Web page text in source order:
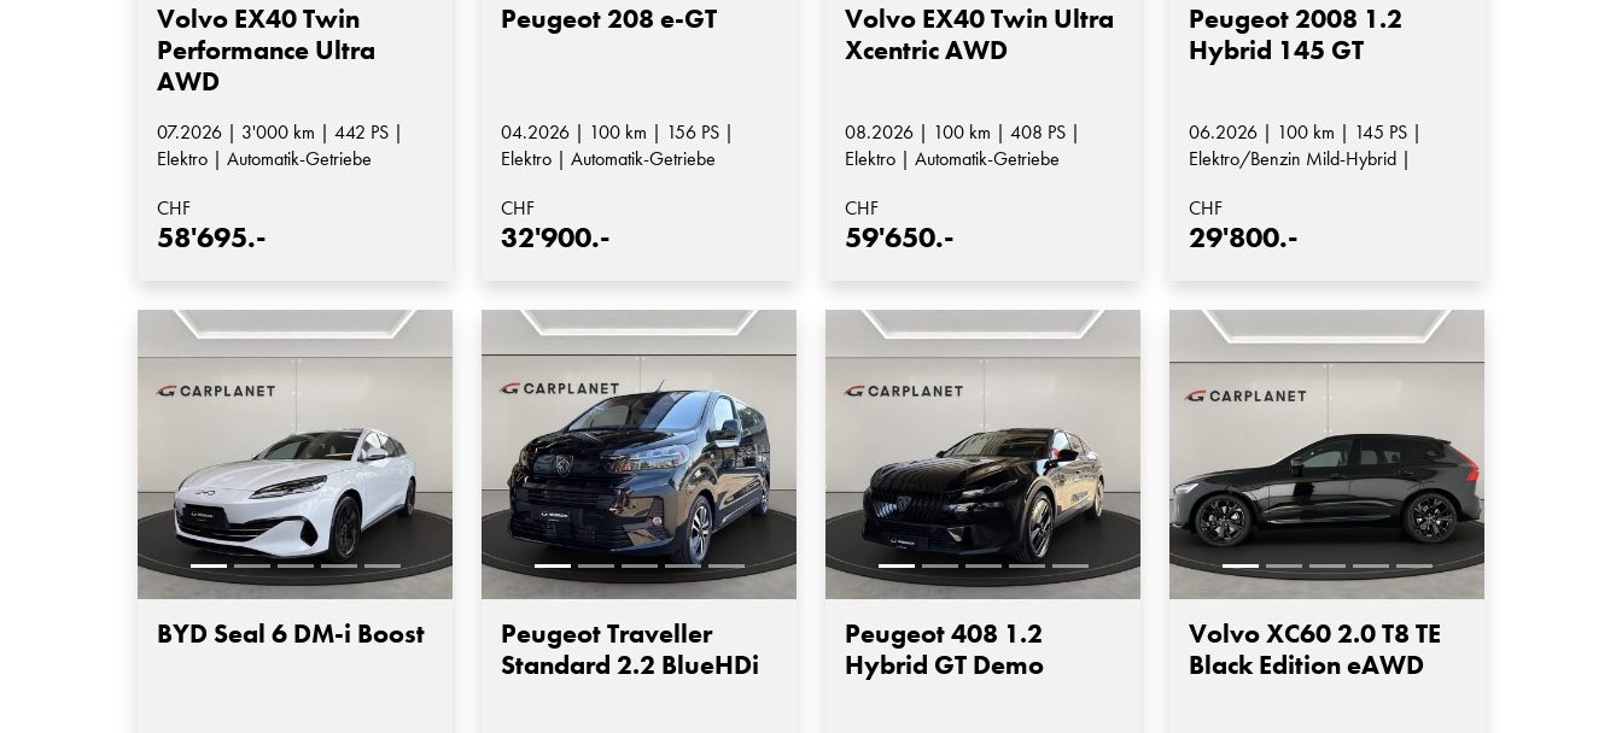
Volvo EX40 Twin
Performance Ultra
AWD
07.2026 | 3'000 km | 442 PS |
Elektro | Automatik-Getriebe
CHF
58'695.-
Peugeot 208 e-GT
04.2026 | 100 km | 156 PS |
Elektro | Automatik-Getriebe
CHF
32'900.-
Volvo EX40 Twin Ultra
Xcentric AWD
08.2026 | 100 km | 408 PS |
Elektro | Automatik-Getriebe
CHF
59'650.-
Peugeot 2008 1.2
Hybrid 145 GT
06.2026 | 100 km | 145 PS |
Elektro/Benzin Mild-Hybrid |
CHF
29'800.-
BYD Seal 6 DM-i Boost
Peugeot Traveller
Standard 2.2 BlueHDi
Peugeot 408 1.2
Hybrid GT Demo
Volvo XC60 2.0 T8 TE
Black Edition eAWD